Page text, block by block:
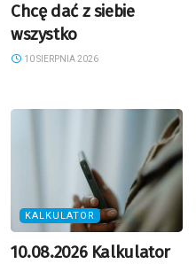
Chcę dać z siebie
wszystko
10 SIERPNIA 2026
KALKULATOR
10.08.2026 Kalkulator